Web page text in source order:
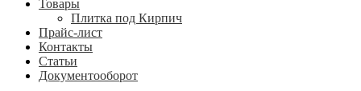
Товары
Плитка под Кирпич
Прайс-лист
Контакты
Статьи
Документооборот